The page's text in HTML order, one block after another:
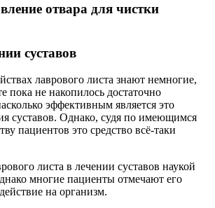
отвара для чистки
суставов
лаврового листа знают немногие,
пока не накопилось достаточно
эффективным является это
суставов. Однако, судя по имеющимся
пациентов это средство всё-таки
листа в лечении суставов наукой
многие пациенты отмечают его
на организм.